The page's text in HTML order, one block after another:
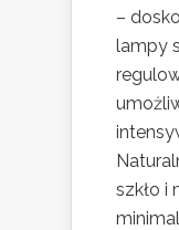
–
lampy
szkło i